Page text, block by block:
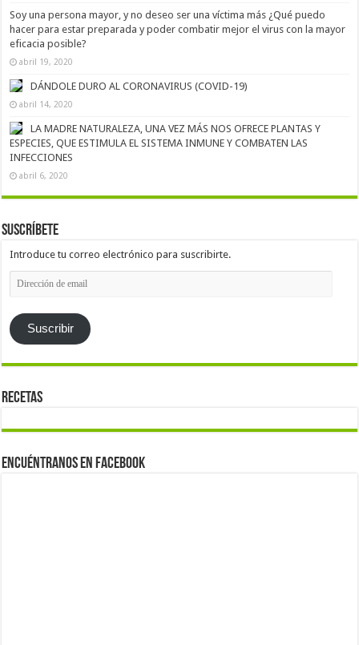
Soy una persona mayor, y no deseo ser una víctima más ¿Qué puedo
hacer para estar preparada y poder combatir mejor el virus con la mayor
eficacia posible?
abril 19, 2020
DÁNDOLE DURO AL CORONAVIRUS (COVID-19)
abril 14, 2020
LA MADRE NATURALEZA, UNA VEZ MÁS NOS OFRECE PLANTAS Y
ESPECIES, QUE ESTIMULA EL SISTEMA INMUNE Y COMBATEN LAS
INFECCIONES
abril 6, 2020
Suscríbete
Introduce tu correo electrónico para suscribirte.
Dirección
de
email
Suscribir
Recetas
Encuéntranos en Facebook